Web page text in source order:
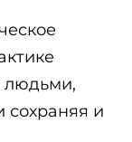
людьми,
сохраняя и